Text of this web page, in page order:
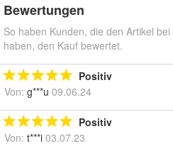
Bewertungen
So haben Kunden, die den Artikel
haben, den Kauf bewertet.
Positiv
Von: g***u 09.06.24
Positiv
Von: t***i 03.07.23